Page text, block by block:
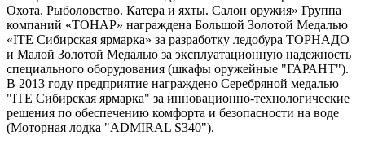
Охота. Рыболовство. Катера и яхты. Салон оружия» Группа
компаний «ТОНАР» награждена Большой Золотой Медалью
«ITE Сибирская ярмарка» за разработку ледобура ТОРНАДО
и Малой Золотой Медалью за эксплуатационную надежность
специального оборудования (шкафы оружейные "ГАРАНТ").
В 2013 году предприятие награждено Серебряной медалью
"ITE Сибирская ярмарка" за инновационно-технологические
решения по обеспечению комфорта и безопасности на воде
(Моторная лодка "ADMIRAL S340").